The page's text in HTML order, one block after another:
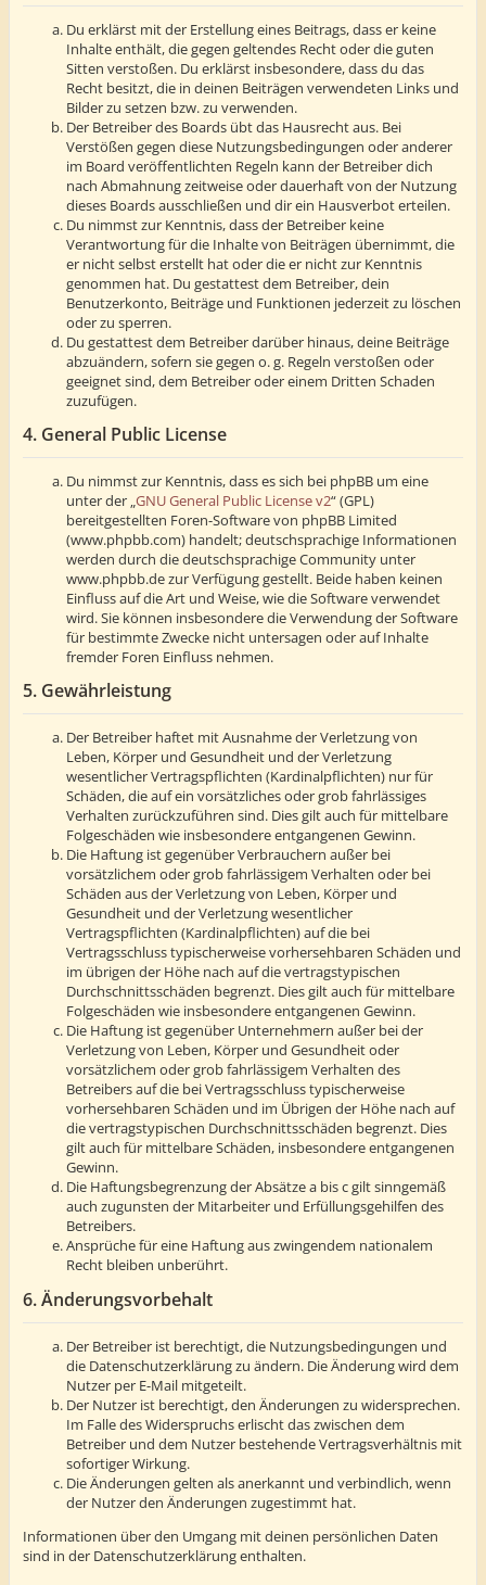
Du erklärst mit der Erstellung eines Beitrags, dass er keine
Inhalte enthält, die gegen geltendes Recht oder die guten
Sitten verstoßen. Du erklärst insbesondere, dass du das
Recht besitzt, die in deinen Beiträgen verwendeten Links und
Bilder zu setzen bzw. zu verwenden.
Der Betreiber des Boards übt das Hausrecht aus. Bei
Verstößen gegen diese Nutzungsbedingungen oder anderer
im Board veröffentlichten Regeln kann der Betreiber dich
nach Abmahnung zeitweise oder dauerhaft von der Nutzung
dieses Boards ausschließen und dir ein Hausverbot erteilen.
Du nimmst zur Kenntnis, dass der Betreiber keine
Verantwortung für die Inhalte von Beiträgen übernimmt, die
er nicht selbst erstellt hat oder die er nicht zur Kenntnis
genommen hat. Du gestattest dem Betreiber, dein
Benutzerkonto, Beiträge und Funktionen jederzeit zu löschen
oder zu sperren.
Du gestattest dem Betreiber darüber hinaus, deine Beiträge
abzuändern, sofern sie gegen o. g. Regeln verstoßen oder
geeignet sind, dem Betreiber oder einem Dritten Schaden
zuzufügen.
4. General Public License
Du nimmst zur Kenntnis, dass es sich bei phpBB um eine
unter der „GNU General Public License v2“ (GPL)
bereitgestellten Foren-Software von phpBB Limited
(www.phpbb.com) handelt; deutschsprachige Informationen
werden durch die deutschsprachige Community unter
www.phpbb.de zur Verfügung gestellt. Beide haben keinen
Einfluss auf die Art und Weise, wie die Software verwendet
wird. Sie können insbesondere die Verwendung der Software
für bestimmte Zwecke nicht untersagen oder auf Inhalte
fremder Foren Einfluss nehmen.
5. Gewährleistung
Der Betreiber haftet mit Ausnahme der Verletzung von
Leben, Körper und Gesundheit und der Verletzung
wesentlicher Vertragspflichten (Kardinalpflichten) nur für
Schäden, die auf ein vorsätzliches oder grob fahrlässiges
Verhalten zurückzuführen sind. Dies gilt auch für mittelbare
Folgeschäden wie insbesondere entgangenen Gewinn.
Die Haftung ist gegenüber Verbrauchern außer bei
vorsätzlichem oder grob fahrlässigem Verhalten oder bei
Schäden aus der Verletzung von Leben, Körper und
Gesundheit und der Verletzung wesentlicher
Vertragspflichten (Kardinalpflichten) auf die bei
Vertragsschluss typischerweise vorhersehbaren Schäden und
im übrigen der Höhe nach auf die vertragstypischen
Durchschnittsschäden begrenzt. Dies gilt auch für mittelbare
Folgeschäden wie insbesondere entgangenen Gewinn.
Die Haftung ist gegenüber Unternehmern außer bei der
Verletzung von Leben, Körper und Gesundheit oder
vorsätzlichem oder grob fahrlässigem Verhalten des
Betreibers auf die bei Vertragsschluss typischerweise
vorhersehbaren Schäden und im Übrigen der Höhe nach auf
die vertragstypischen Durchschnittsschäden begrenzt. Dies
gilt auch für mittelbare Schäden, insbesondere entgangenen
Gewinn.
Die Haftungsbegrenzung der Absätze a bis c gilt sinngemäß
auch zugunsten der Mitarbeiter und Erfüllungsgehilfen des
Betreibers.
Ansprüche für eine Haftung aus zwingendem nationalem
Recht bleiben unberührt.
6. Änderungsvorbehalt
Der Betreiber ist berechtigt, die Nutzungsbedingungen und
die Datenschutzerklärung zu ändern. Die Änderung wird dem
Nutzer per E-Mail mitgeteilt.
Der Nutzer ist berechtigt, den Änderungen zu widersprechen.
Im Falle des Widerspruchs erlischt das zwischen dem
Betreiber und dem Nutzer bestehende Vertragsverhältnis mit
sofortiger Wirkung.
Die Änderungen gelten als anerkannt und verbindlich, wenn
der Nutzer den Änderungen zugestimmt hat.
Informationen über den Umgang mit deinen persönlichen Daten
sind in der Datenschutzerklärung enthalten.